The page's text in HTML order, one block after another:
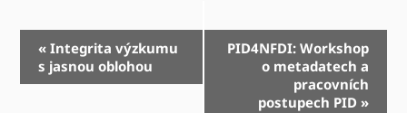
Navigace
událostí
« Integrita výzkumu
s jasnou oblohou
PID4NFDI: Workshop
o metadatech a
pracovních
postupech PID »